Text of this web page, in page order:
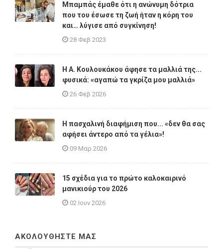
Μπαμπάς έμαθε ότι η ανώνυμη δότρια
που του έσωσε τη ζωή ήταν η κόρη του
και… λύγισε από συγκίνηση!
28 Φεβ 2023
Η A. Κουλουκάκου άφησε τα μαλλιά της...
φυσικά: «αγαπώ τα γκρίζα μου μαλλιά»
26 Φεβ 2026
Η πασχαλινή διαφήμιση που... «δεν θα σας
αφήσει άντερο από τα γέλια»!
09 Μαρ 2026
15 σχέδια για το πρώτο καλοκαιρινό
μανικιούρ του 2026
02 Ιουν 2026
ΑΚΟΛΟΥΘΗΣΤΕ ΜΑΣ